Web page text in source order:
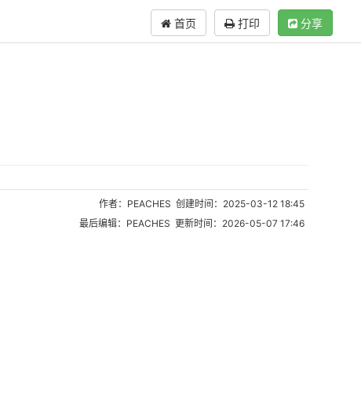
首页 打印 分享
作者：PEACHES 创建时间：2025-03-12 18:45
最后编辑：PEACHES 更新时间：2026-05-07 17:46